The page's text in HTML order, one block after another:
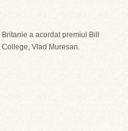
a acordat premiul Bill
Vlad Muresan.